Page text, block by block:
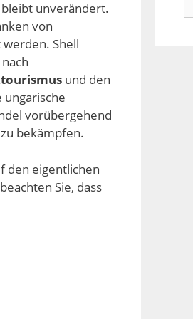
unverändert.
von
Shell
und den
ungarische
vorübergehend
zu bekämpfen.
den eigentlichen
Sie, dass